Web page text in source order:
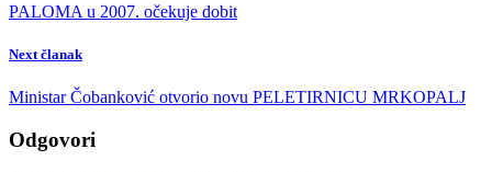
PALOMA u 2007. očekuje dobit
Next članak
Ministar Čobanković otvorio novu PELETIRNICU MRKOPALJ
Odgovori